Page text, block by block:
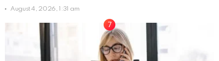
August 4, 2026, 1:31 am